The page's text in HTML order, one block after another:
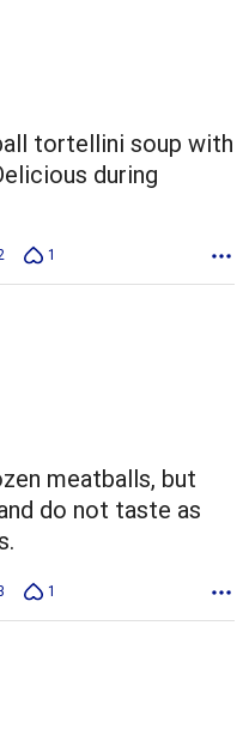
tortellini soup with
during
1
meatballs, but
do not taste as
1